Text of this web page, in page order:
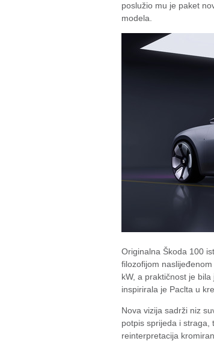
poslužio mu je paket
modela.
Originalna Škoda 100
filozofijom
kW, a praktičnost je
inspirirala je Paclta u
Nova vizija sadrži niz
potpis sprijeda i straga,
reinterpretacija